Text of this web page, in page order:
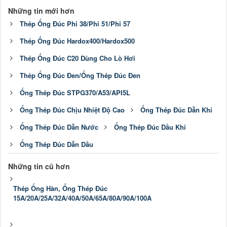
Những tin mới hơn
Thép Ống Đúc Phi 38/Phi 51/Phi 57
Thép Ống Đúc Hardox400/Hardox500
Thép Ống Đúc C20 Dùng Cho Lò Hơi
Thép Ống Đúc Đen/Ống Thép Đúc Đen
Ống Thép Đúc STPG370/A53/API5L
Ống Thép Đúc Chịu Nhiệt Độ Cao
Ống Thép Đúc Dẫn Khí
Ống Thép Đúc Dẫn Nước
Ống Thép Đúc Dầu Khí
Ống Thép Đúc Dẫn Dầu
Những tin cũ hơn
Thép Ống Hàn, Ống Thép Đúc
15A/20A/25A/32A/40A/50A/65A/80A/90A/100A